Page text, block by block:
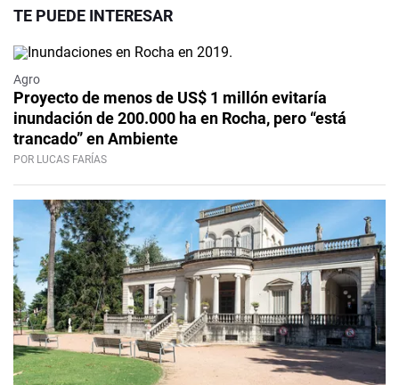
TE PUEDE INTERESAR
Agro
Proyecto de menos de US$ 1 millón evitaría
inundación de 200.000 ha en Rocha, pero “está
trancado” en Ambiente
POR LUCAS FARÍAS